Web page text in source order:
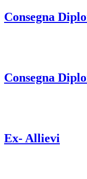
Consegna
Consegna
Ex- Allievi